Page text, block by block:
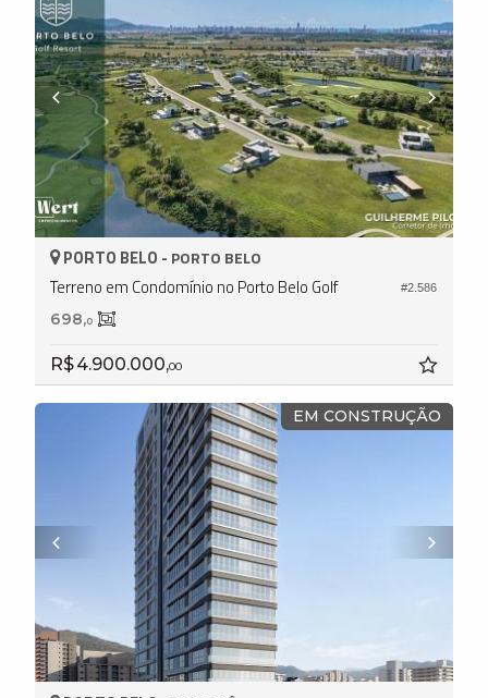
#2.586
PORTO BELO - PORTO BELO
Terreno em Condomínio no Porto Belo Golf
698,0
R$ 4.900.000,00
EM CONSTRUÇÃO